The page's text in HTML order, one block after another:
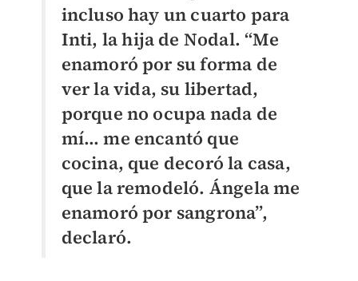
incluso hay un cuarto para
Inti, la hija de Nodal. “Me
enamoró por su forma de
ver la vida, su libertad,
porque no ocupa nada de
mí… me encantó que
cocina, que decoró la casa,
que la remodeló. Ángela me
enamoró por sangrona”,
declaró.